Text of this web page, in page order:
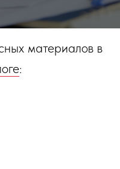
материалов в
: